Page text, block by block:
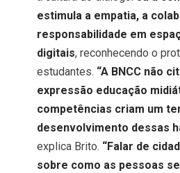
estimula a empatia, a
responsabilidade em
digitais, reconhecendo o
estudantes. “A BNCC não
expressão educação
competências criam um
desenvolvimento dessas
explica Brito. “Falar de
sobre como as pessoas